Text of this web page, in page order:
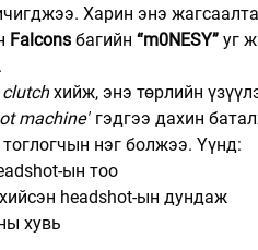
Харин энэ
Falcons багийн “m0NESY” уг
clutch хийж, энэ төрлийн
machine" гэдгээ дахин
нэг болжээ. Үүнд:
ын тоо
headshot-ын дундаж
хувь